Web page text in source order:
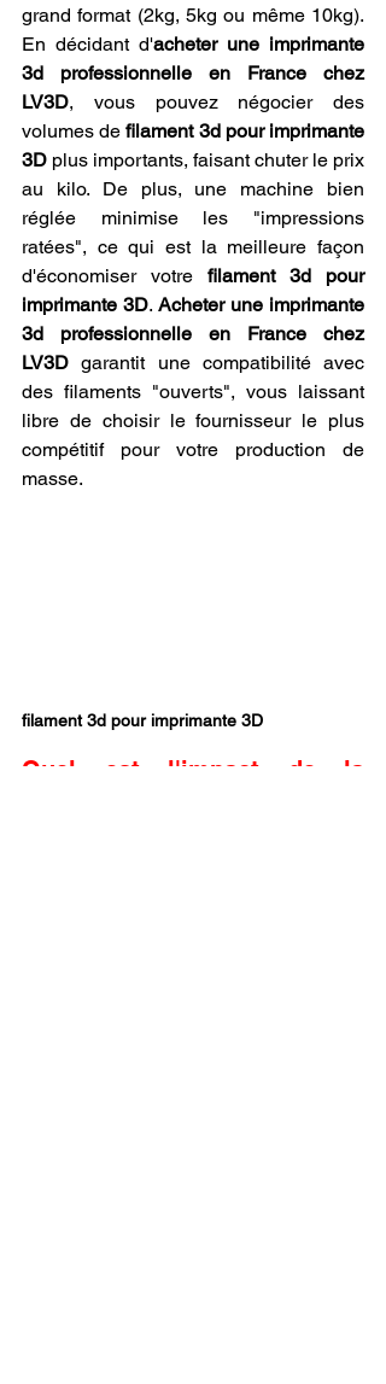
grand format (2kg, 5kg ou même 10kg).
En décidant d'acheter une imprimante
3d professionnelle en France chez
LV3D, vous pouvez négocier des
volumes de filament 3d pour imprimante
3D plus importants, faisant chuter le prix
au kilo. De plus, une machine bien
réglée minimise les "impressions
ratées", ce qui est la meilleure façon
d'économiser votre filament 3d pour
imprimante 3D. Acheter une imprimante
3d professionnelle en France chez
LV3D garantit une compatibilité avec
des filaments "ouverts", vous laissant
libre de choisir le fournisseur le plus
compétitif pour votre production de
masse.
filament 3d pour imprimante 3D
Quel est l'impact de la